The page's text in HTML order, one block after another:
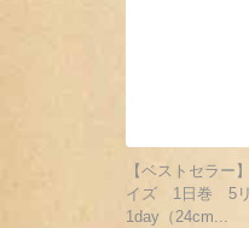
【ベストセラー
イズ 1日巻 5リ
1day（24cm...